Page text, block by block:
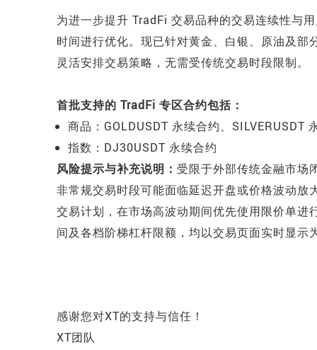
为进一步提升 TradFi 交易品种的交易连续性与
时间进行优化。现已针对黄金、白银、原油及
灵活安排交易策略，无需受传统交易时段限制。
首批支持的 TradFi 专区合约包括：
商品：GOLDUSDT 永续合约、SILVERUSDT
指数：DJ30USDT 永续合约
风险提示与补充说明： 受限于外部传统金融市场
非常规交易时段可能面临延迟开盘或价格波动
交易计划，在市场高波动期间优先使用限价单
间及各档阶梯杠杆限额，均以交易页面实时显示
感谢您对XT的支持与信任！
XT团队